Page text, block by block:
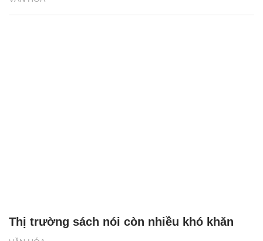
Thị trường sách nói còn nhiều khó khăn